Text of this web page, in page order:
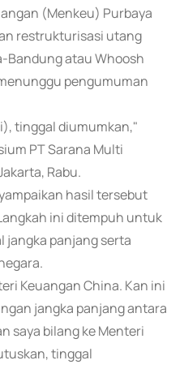
(Menkeu) Purbaya
restrukturisasi utang
Bandung atau Whoosh
pengumuman
tinggal diumumkan,"
PT Sarana Multi
Rabu.
hasil tersebut
ini ditempuh untuk
jangka panjang serta
Keuangan China. Kan ini
jangka panjang antara
saya bilang ke Menteri
tinggal